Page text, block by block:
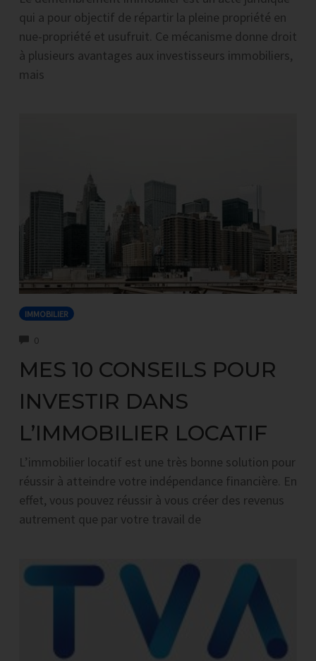
qui a pour objectif de répartir la pleine propriété en
nue-propriété et usufruit. Ce mécanisme donne droit
à plusieurs avantages aux investisseurs immobiliers,
mais
IMMOBILIER
0COMMENTS
MES 10 CONSEILS POUR
INVESTIR DANS
L’IMMOBILIER LOCATIF
L’immobilier locatif est une très bonne solution pour
réussir à atteindre votre indépendance financière. En
effet, vous pouvez réussir à vous créer des revenus
autrement que par votre travail de